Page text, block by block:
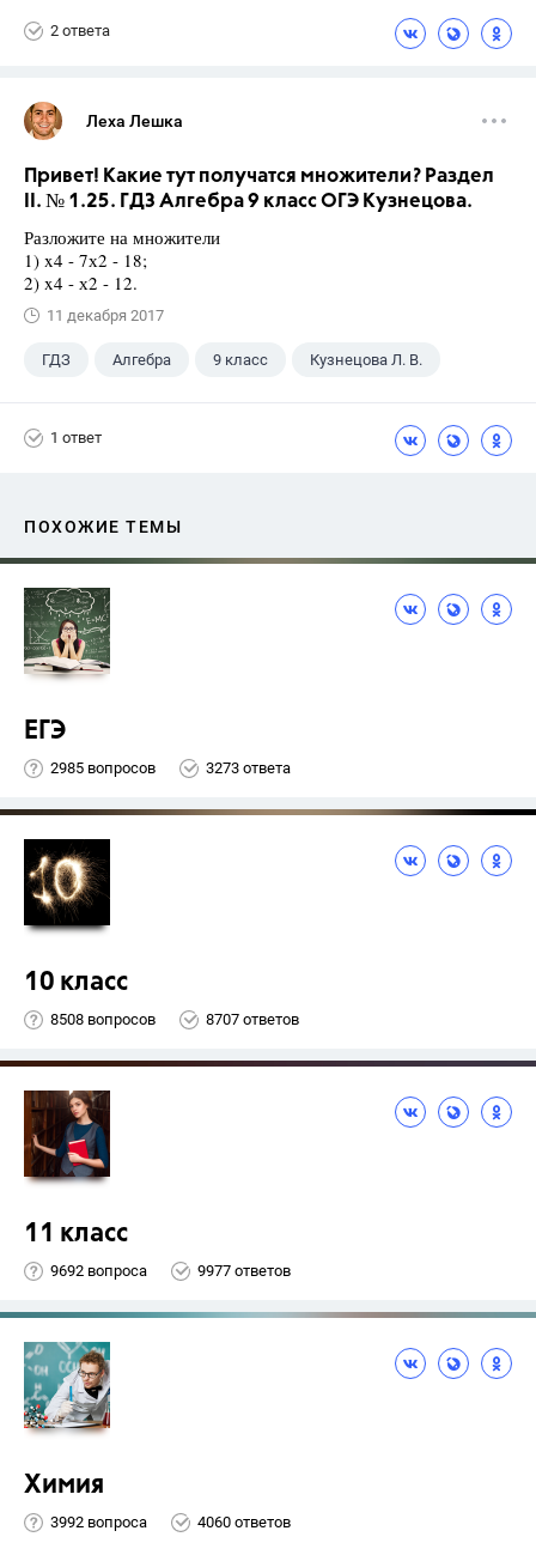
2 ответа
Леха Лешка
Привет! Какие тут получатся множители? Раздел
II. № 1.25. ГДЗ Алгебра 9 класс ОГЭ Кузнецова.
Разложите на множители
1) x4 - 7х2 - 18;
2) x4 - х2 - 12.
11 декабря 2017
ГДЗ Алгебра 9 класс Кузнецова Л. В.
1 ответ
ПОХОЖИЕ ТЕМЫ
ЕГЭ
2985 вопросов 3273 ответа
10 класс
8508 вопросов 8707 ответов
11 класс
9692 вопроса 9977 ответов
Химия
3992 вопроса 4060 ответов